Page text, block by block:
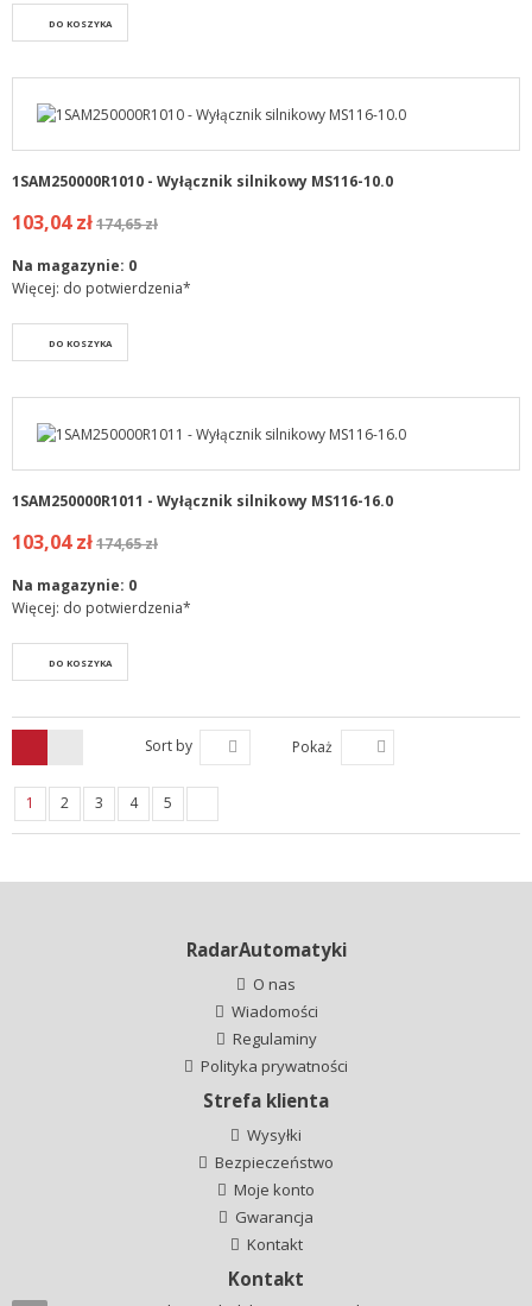
DO KOSZYKA
1SAM250000R1010 - Wyłącznik silnikowy MS116-10.0
103,04 zł174,65 zł
Na magazynie: 0
Więcej: do potwierdzenia*
DO KOSZYKA
1SAM250000R1011 - Wyłącznik silnikowy MS116-16.0
103,04 zł174,65 zł
Na magazynie: 0
Więcej: do potwierdzenia*
DO KOSZYKA
Sort by Pokaż
1 2 3 4 5
RadarAutomatyki
O nas
Wiadomości
Regulaminy
Polityka prywatności
Strefa klienta
Wysyłki
Bezpieczeństwo
Moje konto
Gwarancja
Kontakt
Kontakt